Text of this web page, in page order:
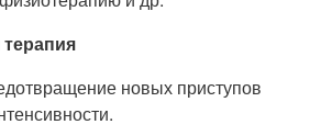
новых приступов